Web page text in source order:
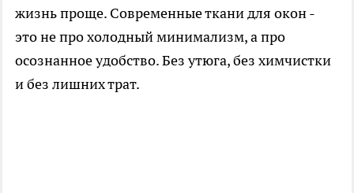
жизнь проще. Современные ткани для окон -
это не про холодный минимализм, а про
осознанное удобство. Без утюга, без химчистки
и без лишних трат.